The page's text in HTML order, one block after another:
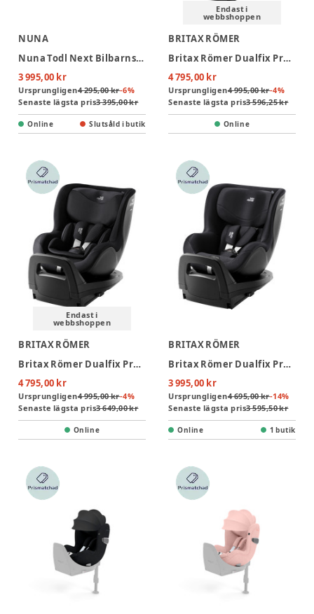
NUNA
Nuna Todl Next Bilbarnstol - Caviar
3 995,00 kr
Ursprungligen4 295,00 kr-6%
Senaste lägsta pris3 395,00 kr
Online Slutsåld i butik
Endast i
webbshoppen
BRITAX RÖMER
Britax Römer Dualfix Pro M Style Bilbarnstol - Sage Green
4 795,00 kr
Ursprungligen4 995,00 kr-4%
Senaste lägsta pris3 596,25 kr
Online
Endast i
webbshoppen
BRITAX RÖMER
Britax Römer Dualfix Pro M Style Bilbarnstol - Carbon Black
4 795,00 kr
Ursprungligen4 995,00 kr-4%
Senaste lägsta pris3 649,00 kr
Online
BRITAX RÖMER
Britax Römer Dualfix Pro M Classic Bilbarnstol - Deep Black
3 995,00 kr
Ursprungligen4 695,00 kr-14%
Senaste lägsta pris3 595,50 kr
Online 1 butik